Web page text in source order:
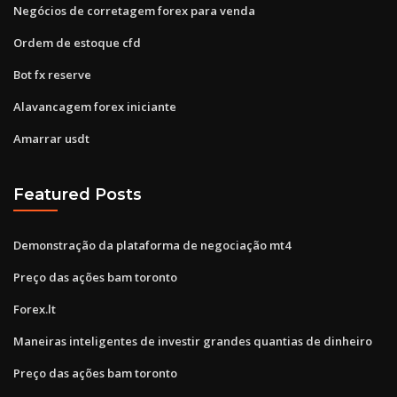
Negócios de corretagem forex para venda
Ordem de estoque cfd
Bot fx reserve
Alavancagem forex iniciante
Amarrar usdt
Featured Posts
Demonstração da plataforma de negociação mt4
Preço das ações bam toronto
Forex.lt
Maneiras inteligentes de investir grandes quantias de dinheiro
Preço das ações bam toronto